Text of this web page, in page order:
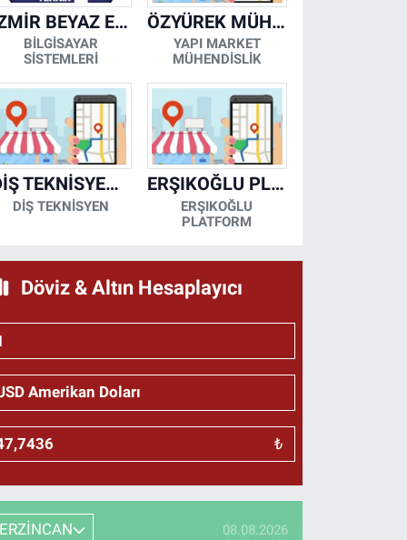
İZMİR BEYAZ EŞYA KLİMA KOMBİ SERVİSİ
BİLGİSAYAR
SİSTEMLERİ
ÖZYÜREK MÜHENDİSLİK
YAPI MARKET
MÜHENDİSLİK
DİŞ TEKNİSYENİ- MESUT KORKMAZ
DİŞ TEKNİSYEN
ERŞIKOĞLU PLATFORM
ERŞIKOĞLU
PLATFORM
Döviz & Altın Hesaplayıcı
₺
ERZİNCAN 08.08.2026